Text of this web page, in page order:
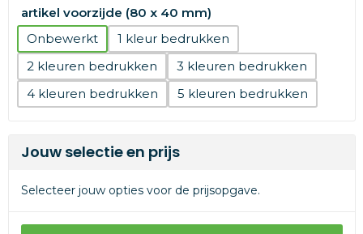
artikel voorzijde (80 x 40 mm)
Onbewerkt
1
2
3
4
5
Jouw selectie en prijs
Selecteer jouw opties voor de prijsopgave.